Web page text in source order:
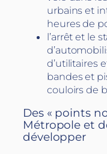
urbains et
heures de
l’arrêt et le
d’utilitaires
bandes et
couloirs de
Des « points
Métropole et
développer